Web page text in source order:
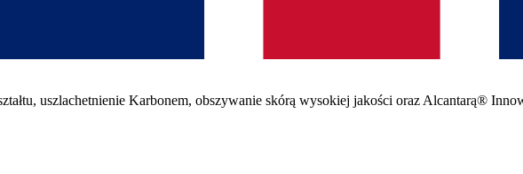
uszlachetnienie Karbonem, obszywanie skórą wysokiej jakości oraz Alcantarą®